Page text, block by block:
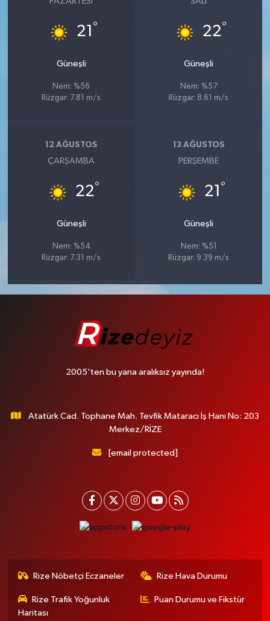
21 °
Güneşli
Nem: %56
Rüzgar: 7.81 m/s
22°
Güneşli
Nem: %57
Rüzgar: 8.61 m/s
12 AĞUSTOS
ÇARŞAMBA
22°
Güneşli
Nem: %54
Rüzgar: 7.31 m/s
13 AĞUSTOS
PERŞEMBE
21 °
Güneşli
Nem: %51
Rüzgar: 9.39 m/s
2005'ten bu yana aralıksız yayında!
Atatürk Cad. Tophane Mah. Tevfik Mataracı İş Hanı No: 203
Merkez/RİZE
[email protected]
Rize Nöbetçi Eczaneler Rize Hava Durumu
Rize Trafik Yoğunluk
Haritası
Puan Durumu ve Fikstür